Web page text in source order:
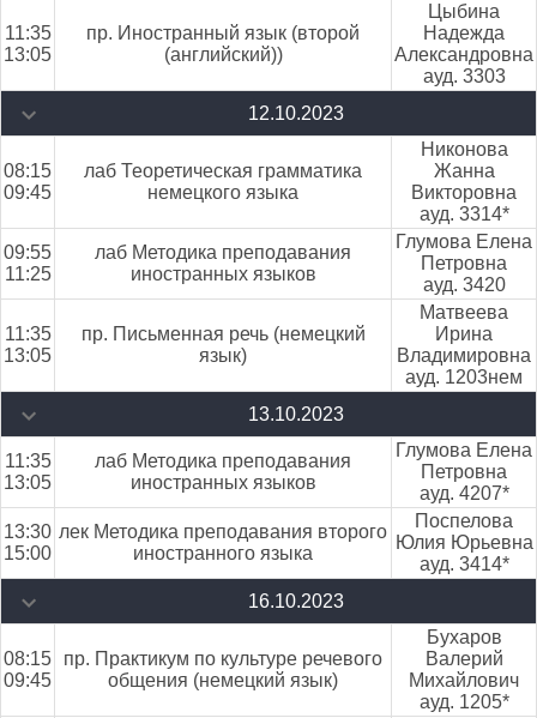
11:35
13:05
пр. Иностранный язык (второй
(английский))
Цыбина
Надежда
Александровна
ауд. 3303
12.10.2023
08:15
09:45
лаб Теоретическая грамматика
немецкого языка
Никонова
Жанна
Викторовна
ауд. 3314*
09:55
11:25
лаб Методика преподавания
иностранных языков
Глумова Елена
Петровна
ауд. 3420
11:35
13:05
пр. Письменная речь (немецкий
язык)
Матвеева
Ирина
Владимировна
ауд. 1203нем
13.10.2023
11:35
13:05
лаб Методика преподавания
иностранных языков
Глумова Елена
Петровна
ауд. 4207*
13:30
15:00
лек Методика преподавания второго
иностранного языка
Поспелова
Юлия Юрьевна
ауд. 3414*
16.10.2023
08:15
09:45
пр. Практикум по культуре речевого
общения (немецкий язык)
Бухаров
Валерий
Михайлович
ауд. 1205*